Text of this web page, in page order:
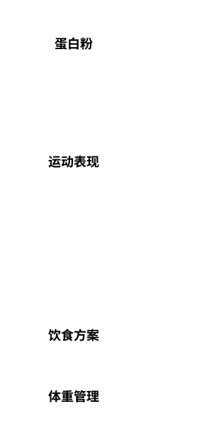
蛋白粉
运动表现
饮食方案
体重管理